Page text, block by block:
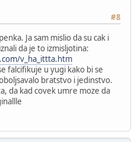
#8
Ja sam mislio da su cak i
da je to izmisljotina:
v_ha_ittta.htm
falcifikuje u yugi kako bi se
bratstvo i jedinstvo.
da kad covek umre moze da